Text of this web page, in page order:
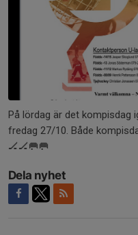
På lördag är det kompisdag
fredag 27/10. Både
🏒🏒🥅🥅
Dela nyhet